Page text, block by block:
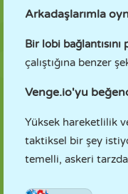
Arkadaşlarımla
Bir lobi bağlantısını
çalıştığına benzer
Venge.io'yu
Yüksek hareketlilik
taktiksel bir şey
temelli, askeri